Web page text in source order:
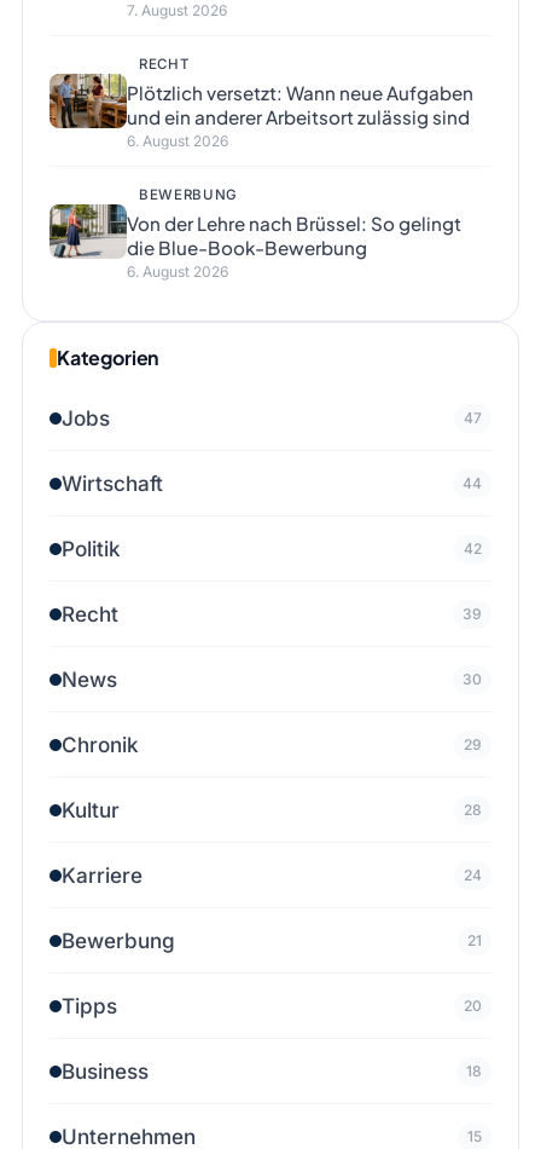
7. August 2026
RECHT
Plötzlich versetzt: Wann neue Aufgaben
und ein anderer Arbeitsort zulässig sind
6. August 2026
BEWERBUNG
Von der Lehre nach Brüssel: So gelingt
die Blue-Book-Bewerbung
6. August 2026
Kategorien
Jobs 47
Wirtschaft 44
Politik 42
Recht 39
News 30
Chronik 29
Kultur 28
Karriere 24
Bewerbung 21
Tipps 20
Business 18
Unternehmen 15